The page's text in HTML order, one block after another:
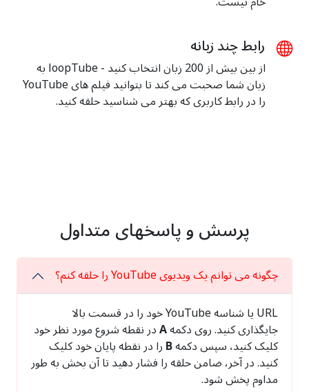
رابط چند زبانه
از بین بیش از 200 زبان انتخاب کنید - loopTube به
زبان شما صحبت می کند تا بتوانید فیلم های YouTube
را در رابط کاربری که بهتر می شناسید حلقه کنید.
پرسش و پاسخهای متداول
چگونه می توانم یک ویدیوی YouTube را حلقه کنم؟
URL یا شناسه YouTube خود را در قسمت بالا
جایگذاری کنید. روی دکمهAدر نقطه شروع مورد نظر خود
کلیک کنید، سپس دکمهBرا در نقطه پایان خود کلیک
کنید. در آخر، ضامن حلقه را فشار دهید تا آن بخش به طور
مداوم پخش شود.